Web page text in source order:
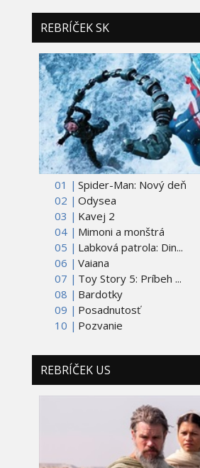
REBRÍČEK SK
01 | Spider-Man: Nový deň
02 | Odysea
03 | Kavej 2
04 | Mimoni a monštrá
05 | Labková patrola: Din...
06 | Vaiana
07 | Toy Story 5: Príbeh ...
08 | Bardotky
09 | Posadnutosť
10 | Pozvanie
REBRÍČEK US